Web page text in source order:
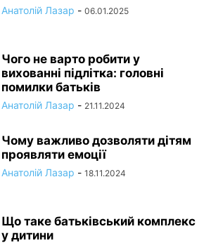
Анатолій Лазар - 06.01.2025
Чого не варто робити у
вихованні підлітка: головні
помилки батьків
Анатолій Лазар - 21.11.2024
Чому важливо дозволяти дітям
проявляти емоції
Анатолій Лазар - 18.11.2024
Що таке батьківський комплекс
у дитини